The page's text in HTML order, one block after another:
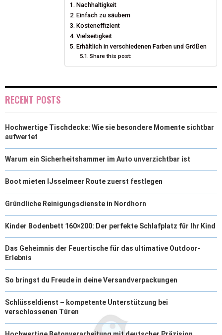
O
O
K
E
S N
Nachhaltigkeit
Einfach zu säubern
Kosteneffizient
Vielseitigkeit
Erhältlich in verschiedenen Farben und Größen
Share this post:
RECENT POSTS
Hochwertige Tischdecke: Wie sie besondere Momente sichtbar
aufwertet
Warum ein Sicherheitshammer im Auto unverzichtbar ist
Boot mieten IJsselmeer Route zuerst festlegen
Gründliche Reinigungsdienste in Nordhorn
Kinder Bodenbett 160×200: Der perfekte Schlafplatz für Ihr Kind
Das Geheimnis der Feuertische für das ultimative Outdoor-
Erlebnis
So bringst du Freude in deine Versandverpackungen
Schlüsseldienst – kompetente Unterstützung bei
verschlossenen Türen